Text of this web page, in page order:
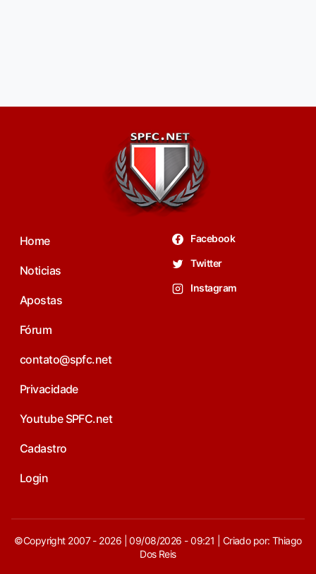
Home
Noticias
Apostas
Fórum
contato@spfc.net
Privacidade
Youtube SPFC.net
Cadastro
Login
Facebook
Twitter
Instagram
©Copyright 2007 - 2026 | 09/08/2026 - 09:21 | Criado por: Thiago
Dos Reis